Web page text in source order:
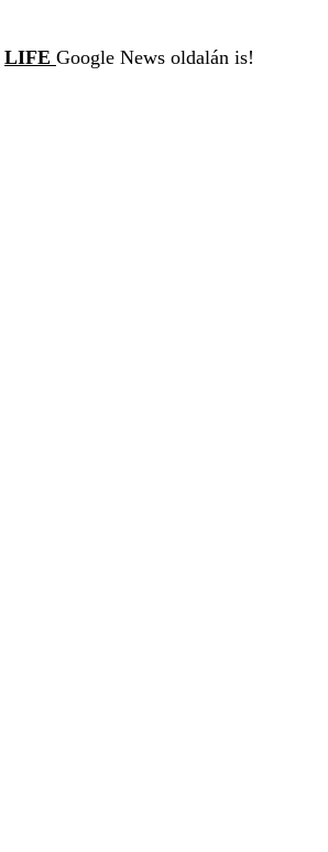
LIFE Google News oldalán is!